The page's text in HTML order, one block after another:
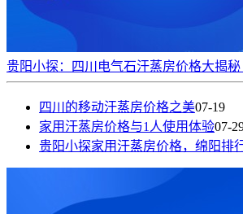
贵阳小探：四川电气石汗蒸房价格大揭秘
四川的移动汗蒸房价格之美07-19
家用汗蒸房价格与1人使用体验07-
贵阳小探家用汗蒸房价格，绵阳排